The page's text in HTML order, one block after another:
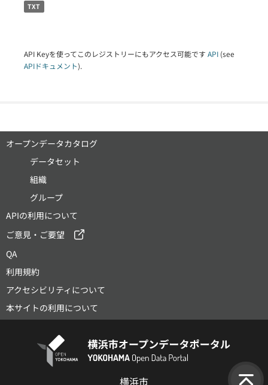
TXT
API Keyを使ってこのレジストリーにもアクセス可能です API (see
APIドキュメント).
オープンデータカタログ
データセット
組織
グループ
APIの利用について
ご意見・ご要望
QA
利用規約
アクセシビリティについて
本サイトの利用について
横浜市